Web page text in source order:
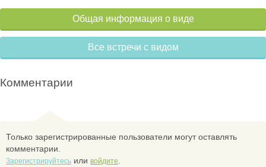
Общая информация о виде
Все встречи с видом
Комментарии
Только зарегистрированные пользователи могут оставлять
комментарии.
Зарегистрируйтесь или войдите